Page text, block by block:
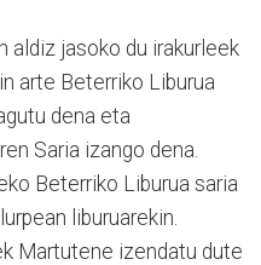
aldiz jasoko du irakurleek
arte Beterriko Liburua
dena eta
Saria izango dena.
Beterriko Liburua saria
liburuarekin.
Martutene izendatu dute